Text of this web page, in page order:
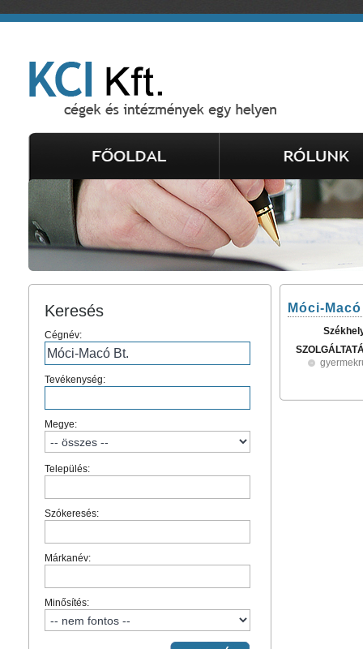
Keresés
Cégnév:
Tevékenység:
Megye:
Település:
Szókeresés:
Márkanév:
Minősítés:
Móci-